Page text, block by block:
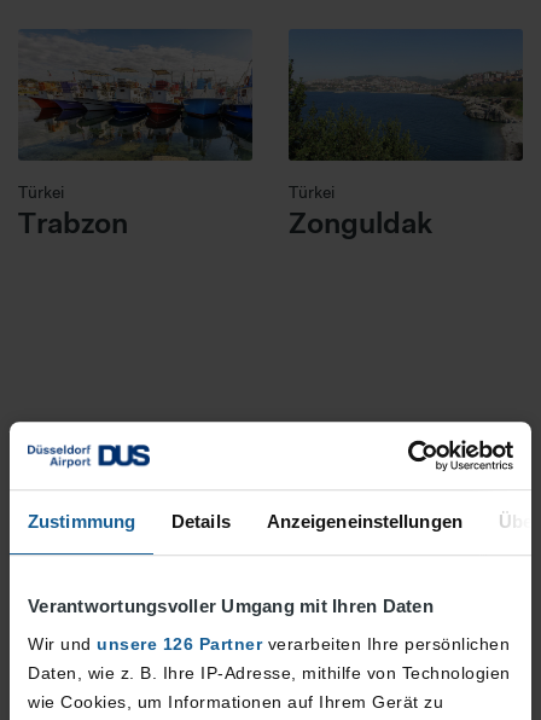
Zustimmung Details Anzeigeneinstellungen
Verantwortungsvoller Umgang mit Ihren Daten
Wir und unsere 126 Partnerverarbeiten Ihre persönlichen
Daten, wie z. B. Ihre IP-Adresse, mithilfe von Technologien
wie Cookies, um Informationen auf Ihrem Gerät zu
Türkei
Trabzon
Türkei
Zonguldak